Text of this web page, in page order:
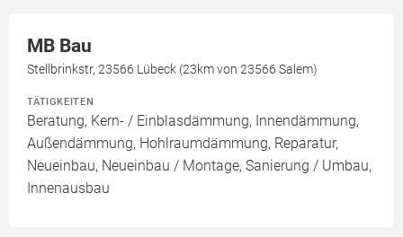
MB Bau
Stellbrinkstr, 23566 Lübeck (23km von 23566 Salem)
TÄTIGKEITEN
Beratung, Kern- / Einblasdämmung, Innendämmung,
Außendämmung, Hohlraumdämmung, Reparatur,
Neueinbau, Neueinbau / Montage, Sanierung / Umbau,
Innenausbau